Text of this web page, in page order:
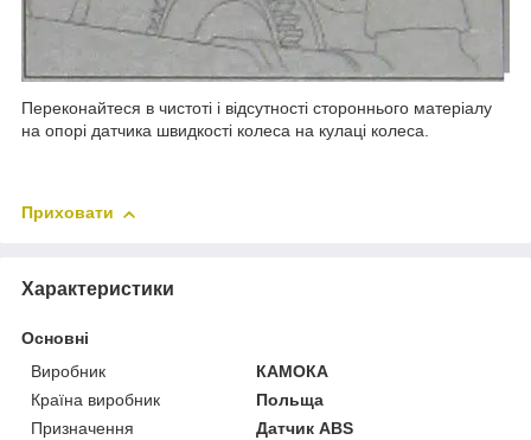
Переконайтеся в чистоті і відсутності стороннього матеріалу
на опорі датчика швидкості колеса на кулаці колеса.
Приховати
Характеристики
Основні
Виробник
КАМОКА
Країна виробник
Польща
Призначення
Датчик ABS